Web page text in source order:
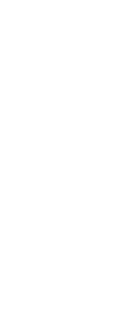
động viên và expat lâu dài
cung cấp công việc phục
của kỹ thuật viên. Các
với các mô hình rối loạn
bằng chuyển động và
sang trọng, nhưng đó
đến đây để giải quyết các
và tăng tốc phục hồi.
và vận động viên
tối
thể thao hoặc trị liệu tập
lựa chọn chuyên biệt nhất
& Sports